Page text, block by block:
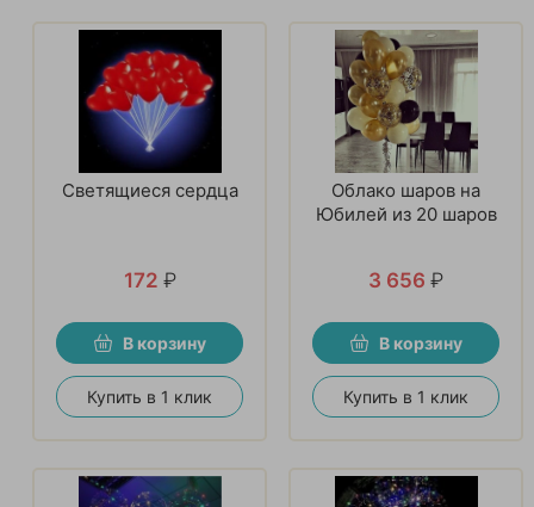
Светящиеся сердца
172 ₽
В корзину
Купить в 1 клик
Облако шаров на
Юбилей из 20 шаров
3 656 ₽
В корзину
Купить в 1 клик